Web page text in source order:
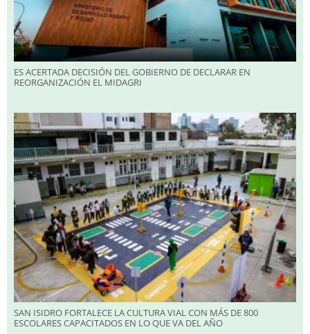
ES ACERTADA DECISIÓN DEL GOBIERNO DE DECLARAR EN
REORGANIZACIÓN EL MIDAGRI
SAN ISIDRO FORTALECE LA CULTURA VIAL CON MÁS DE 800
ESCOLARES CAPACITADOS EN LO QUE VA DEL AÑO